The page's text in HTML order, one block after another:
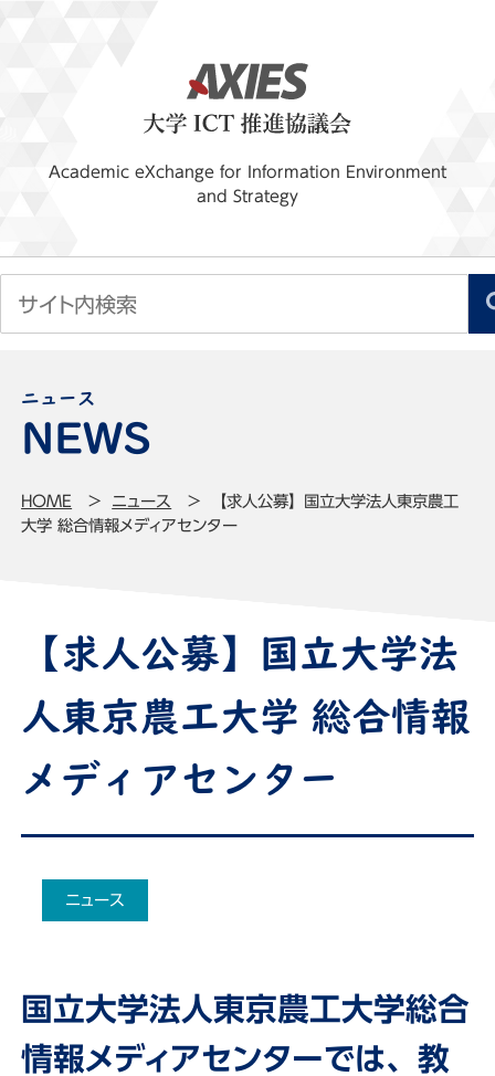
Academic eXchange for Information Environment
and Strategy
ニュース
HOME ニュース
【求人公募】国立大学法人東京農工
大学 総合情報メディアセンター
【求人公募】国立大学法
人東京農工大学 総合情報
メディアセンター
ニュース
国立大学法人東京農工大学総合
情報メディアセンターでは、教